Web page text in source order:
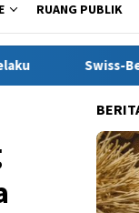
RUANG PUBLIK
Bogor Hadirkan